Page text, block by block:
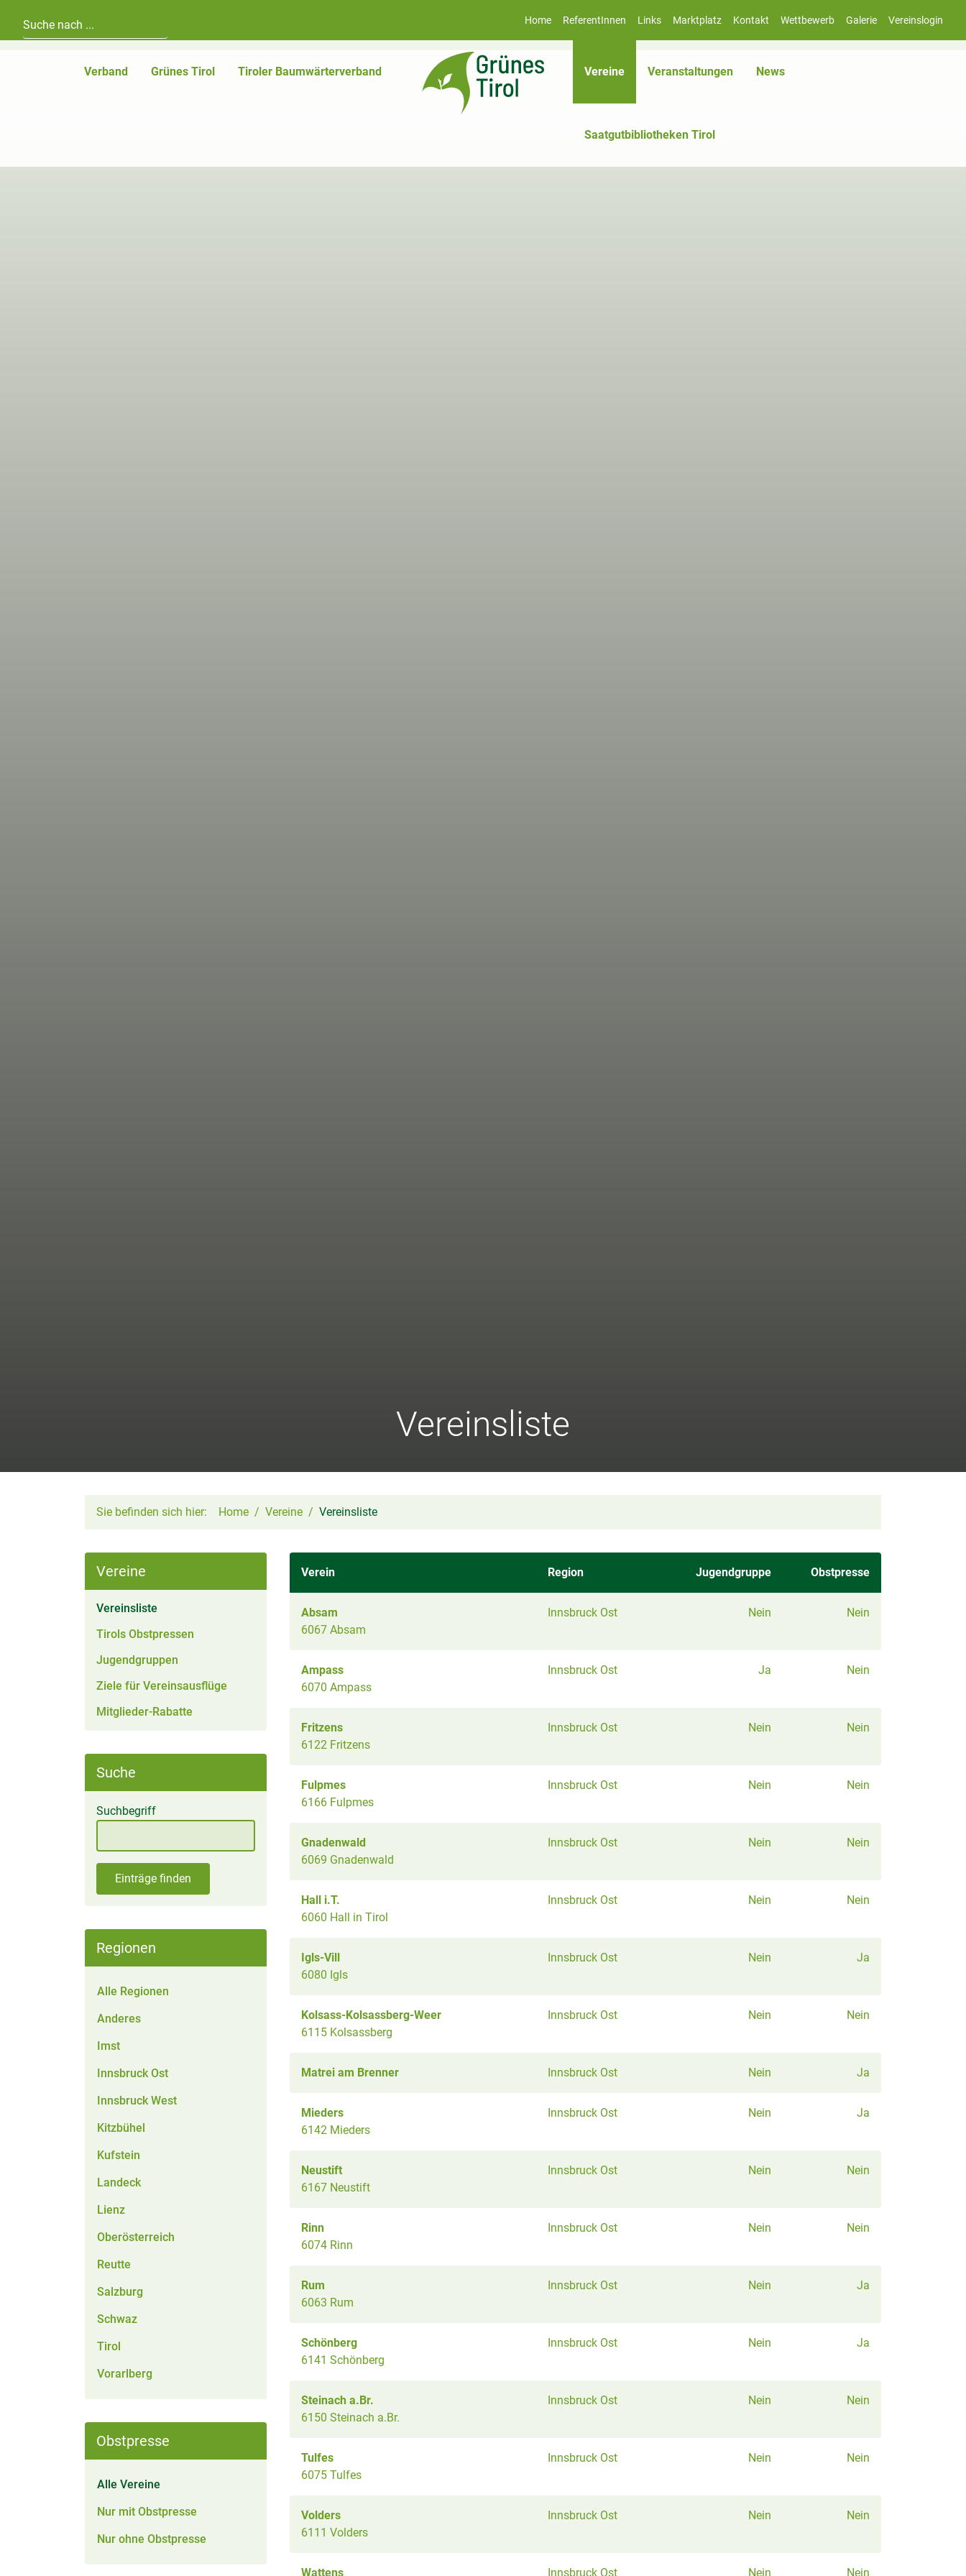
Home ReferentInnen Links Marktplatz Kontakt Wettbewerb Galerie Vereinslogin
Verband Grünes Tirol Tiroler Baumwärterverband Vereine(aktiv)Veranstaltungen News
Saatgutbibliotheken Tirol
Vereinsliste
Sie befinden sich hier: Home Vereine Vereinsliste
Vereine
Vereinsliste
Tirols Obstpressen
Jugendgruppen
Ziele für Vereinsausflüge
Mitglieder-Rabatte
Suche
Suchbegriff
Einträge finden
Regionen
Alle Regionen
Anderes
Imst
Innsbruck Ost
Innsbruck West
Kitzbühel
Kufstein
Landeck
Lienz
Oberösterreich
Reutte
Salzburg
Schwaz
Tirol
Vorarlberg
Obstpresse
Alle Vereine
Nur mit Obstpresse
Nur ohne Obstpresse
Verein Region Jugendgruppe Obstpresse
Absam
6067 Absam
Innsbruck Ost Nein Nein
Ampass
6070 Ampass
Innsbruck Ost Ja Nein
Fritzens
6122 Fritzens
Innsbruck Ost Nein Nein
Fulpmes
6166 Fulpmes
Innsbruck Ost Nein Nein
Gnadenwald
6069 Gnadenwald
Innsbruck Ost Nein Nein
Hall i.T.
6060 Hall in Tirol
Innsbruck Ost Nein Nein
Igls-Vill
6080 Igls
Innsbruck Ost Nein Ja
Kolsass-Kolsassberg-Weer
6115 Kolsassberg
Innsbruck Ost Nein Nein
Matrei am Brenner Innsbruck Ost Nein Ja
Mieders
6142 Mieders
Innsbruck Ost Nein Ja
Neustift
6167 Neustift
Innsbruck Ost Nein Nein
Rinn
6074 Rinn
Innsbruck Ost Nein Nein
Rum
6063 Rum
Innsbruck Ost Nein Ja
Schönberg
6141 Schönberg
Innsbruck Ost Nein Ja
Steinach a.Br.
6150 Steinach a.Br.
Innsbruck Ost Nein Nein
Tulfes
6075 Tulfes
Innsbruck Ost Nein Nein
Volders
6111 Volders
Innsbruck Ost Nein Nein
Wattens Innsbruck Ost Nein Nein